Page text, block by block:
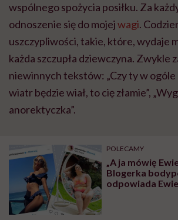
wspólnego spożycia posiłku. Za
odnoszenie się do mojejwagi.
uszczypliwości, takie, które, wydaje
każda szczupła dziewczyna. Zwykle
niewinnych tekstów: „Czy ty w ogóle
wiatr będzie wiał, to cię złamie”,
anorektyczka”.
POLECAMY
„A ja mówię
Blogerka
odpowiada